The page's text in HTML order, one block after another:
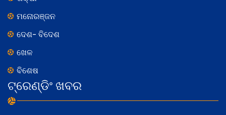
ମନୋରଞ୍ଜନ
ଦେଶ- ବିଦେଶ
ଖେଳ
ବିଶେଷ
ଟ୍ରେଣ୍ଡିଂ ଖବର